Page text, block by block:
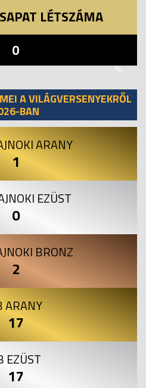
LÉTSZÁMA
0
A VILÁGVERSENYEKRŐL
BAN
ARANY
1
EZÜST
0
BRONZ
2
ARANY
17
EZÜST
17